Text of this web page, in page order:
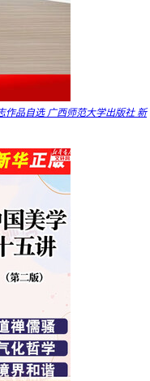
作品自选 广西师范大学出版社 新